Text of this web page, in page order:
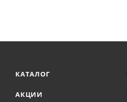
КАТАЛОГ
АКЦИИ